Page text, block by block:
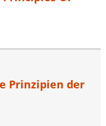
Prinzipien der